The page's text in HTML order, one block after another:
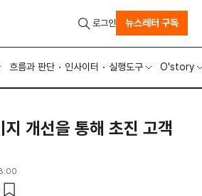
흐름과 판단 인사이터 실행도구 O'story
로그인 뉴스레터 구독
지 개선을 통해 초진 고객